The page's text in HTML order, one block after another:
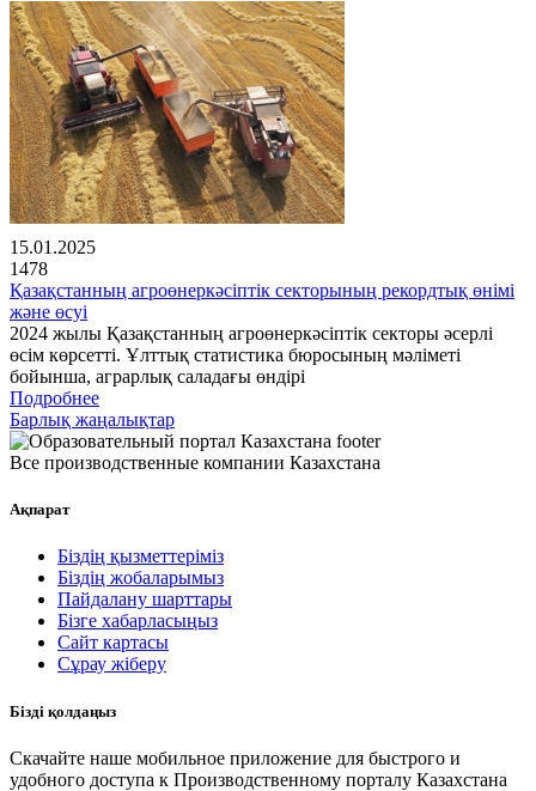
15.01.2025
1478
Қазақстанның агроөнеркәсіптік секторының рекордтық өнімі
және өсуі
2024 жылы Қазақстанның агроөнеркәсіптік секторы әсерлі
өсім көрсетті. Ұлттық статистика бюросының мәліметі
бойынша, аграрлық саладағы өндірі
Подробнее
Барлық жаңалықтар
Все производственные компании Казахстана
Ақпарат
Біздің қызметтеріміз
Біздің жобаларымыз
Пайдалану шарттары
Бізге хабарласыңыз
Сайт картасы
Сұрау жіберу
Бізді қолдаңыз
Скачайте наше мобильное приложение для быстрого и
удобного доступа к Производственному порталу Казахстана